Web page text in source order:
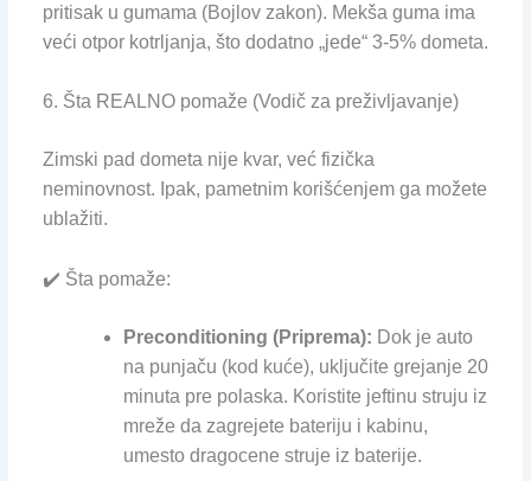
pritisak u gumama (Bojlov zakon). Mekša guma ima
veći otpor kotrljanja, što dodatno „jede“ 3-5% dometa.
6. Šta REALNO pomaže (Vodič za preživljavanje)
Zimski pad dometa nije kvar, već fizička
neminovnost. Ipak, pametnim korišćenjem ga možete
ublažiti.
✔️ Šta pomaže:
Preconditioning (Priprema): Dok je auto
na punjaču (kod kuće), uključite grejanje 20
minuta pre polaska. Koristite jeftinu struju iz
mreže da zagrejete bateriju i kabinu,
umesto dragocene struje iz baterije.